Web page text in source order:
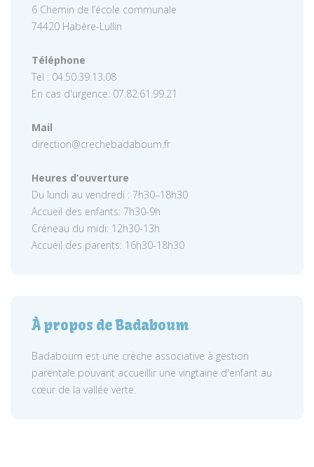
6 Chemin de l’école communale
74420 Habère-Lullin
Téléphone
Tel : 04.50.39.13.08
En cas d'urgence: 07.82.61.99.21
Mail
direction@crechebadaboum.fr
Heures d’ouverture
Du lundi au vendredi : 7h30–18h30
Accueil des enfants: 7h30-9h
Créneau du midi: 12h30-13h
Accueil des parents: 16h30-18h30
À propos de Badaboum
Badaboum est une crèche associative à gestion
parentale pouvant accueillir une vingtaine d'enfant au
cœur de la vallée verte.